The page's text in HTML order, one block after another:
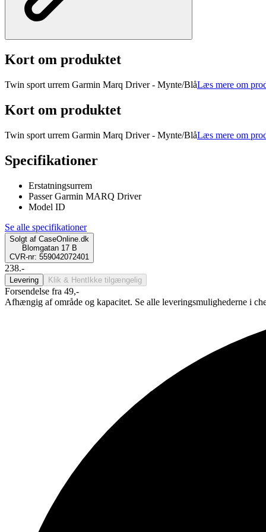
Kort om produktet
Twin sport urrem Garmin Marq Driver - Mynte/BlåLæs mere om
Kort om produktet
Twin sport urrem Garmin Marq Driver - Mynte/BlåLæs mere om
Specifikationer
Erstatningsurrem
Passer Garmin MARQ Driver
Model ID
Se alle specifikationer
Solgt af CaseOnline.dk
Blomgatan 17 B
CVR-nr: 559042072401
238.-
Levering Klik & Hent Ikke tilgængelig
Forsendelse fra 49,-
Afhængig af område og kapacitet. Se alle leveringsmulighederne i